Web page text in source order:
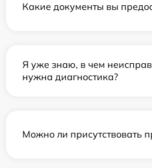
Какие документы вы
Я уже знаю, в чем
нужна диагностика?
Можно ли присутствовать